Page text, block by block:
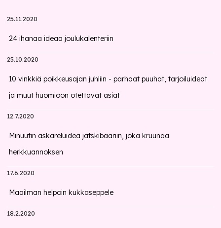
25.11.2020
24 ihanaa ideaa joulukalenteriin
25.10.2020
10 vinkkiä poikkeusajan juhliin - parhaat puuhat, tarjoiluideat
ja muut huomioon otettavat asiat
12.7.2020
Minuutin askareluidea jätskibaariin, joka kruunaa
herkkuannoksen
17.6.2020
Maailman helpoin kukkaseppele
18.2.2020